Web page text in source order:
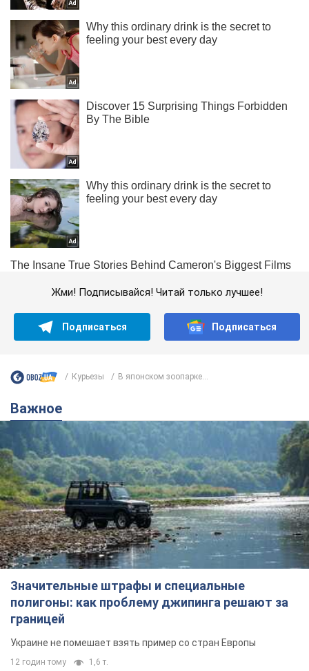
Жми! Подписывайся! Читай только лучшее!
Подписаться Подписаться
Курьезы В японском зоопарке...
Важное
Значительные штрафы и специальные
полигоны: как проблему джипинга решают за
границей
Украине не помешает взять пример со стран Европы
12 годин тому 1,6 т.